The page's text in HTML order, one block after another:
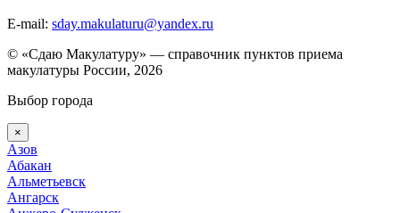
E-mail: sday.makulaturu@yandex.ru
© «Сдаю Макулатуру» — справочник пунктов приема
макулатуры России, 2026
Выбор города
×
Азов
Абакан
Альметьевск
Ангарск